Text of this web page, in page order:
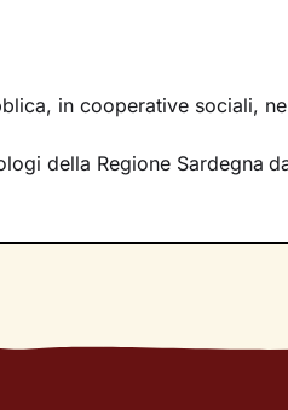
uno spazio sicuro, in cui
aspetti della tua vita.
, per far emergere i
nell’affrontare i nodi più
di nuovi pensieri e
in cooperative sociali,
della Regione Sardegna